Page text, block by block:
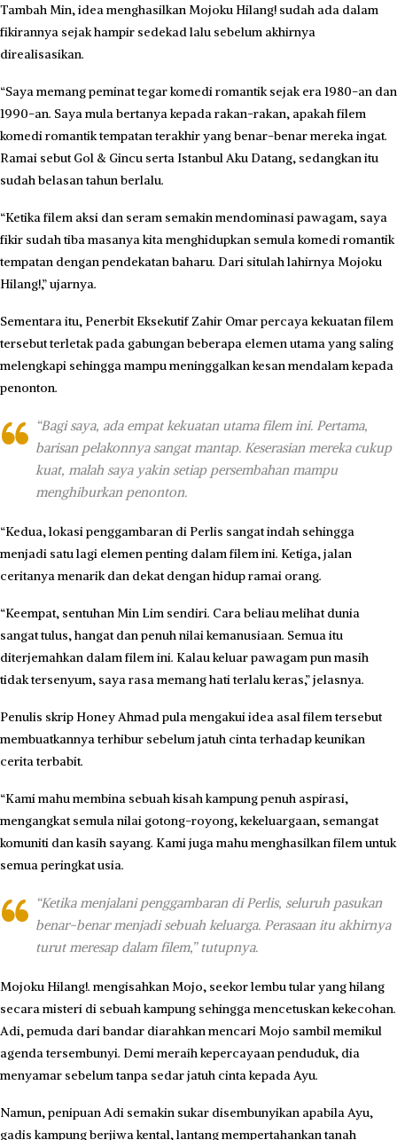
Tambah Min, idea menghasilkan Mojoku Hilang! sudah ada dalam
fikirannya sejak hampir sedekad lalu sebelum akhirnya
direalisasikan.
“Saya memang peminat tegar komedi romantik sejak era 1980-an dan
1990-an. Saya mula bertanya kepada rakan-rakan, apakah filem
komedi romantik tempatan terakhir yang benar-benar mereka ingat.
Ramai sebut Gol & Gincu serta Istanbul Aku Datang, sedangkan itu
sudah belasan tahun berlalu.
“Ketika filem aksi dan seram semakin mendominasi pawagam, saya
fikir sudah tiba masanya kita menghidupkan semula komedi romantik
tempatan dengan pendekatan baharu. Dari situlah lahirnya Mojoku
Hilang!,” ujarnya.
Sementara itu, Penerbit Eksekutif Zahir Omar percaya kekuatan filem
tersebut terletak pada gabungan beberapa elemen utama yang saling
melengkapi sehingga mampu meninggalkan kesan mendalam kepada
penonton.
“Bagi saya, ada empat kekuatan utama filem ini. Pertama,
barisan pelakonnya sangat mantap. Keserasian mereka cukup
kuat, malah saya yakin setiap persembahan mampu
menghiburkan penonton.
“Kedua, lokasi penggambaran di Perlis sangat indah sehingga
menjadi satu lagi elemen penting dalam filem ini. Ketiga, jalan
ceritanya menarik dan dekat dengan hidup ramai orang.
“Keempat, sentuhan Min Lim sendiri. Cara beliau melihat dunia
sangat tulus, hangat dan penuh nilai kemanusiaan. Semua itu
diterjemahkan dalam filem ini. Kalau keluar pawagam pun masih
tidak tersenyum, saya rasa memang hati terlalu keras,” jelasnya.
Penulis skrip Honey Ahmad pula mengakui idea asal filem tersebut
membuatkannya terhibur sebelum jatuh cinta terhadap keunikan
cerita terbabit.
“Kami mahu membina sebuah kisah kampung penuh aspirasi,
mengangkat semula nilai gotong-royong, kekeluargaan, semangat
komuniti dan kasih sayang. Kami juga mahu menghasilkan filem untuk
semua peringkat usia.
“Ketika menjalani penggambaran di Perlis, seluruh pasukan
benar-benar menjadi sebuah keluarga. Perasaan itu akhirnya
turut meresap dalam filem,” tutupnya.
Mojoku Hilang!. mengisahkan Mojo, seekor lembu tular yang hilang
secara misteri di sebuah kampung sehingga mencetuskan kekecohan.
Adi, pemuda dari bandar diarahkan mencari Mojo sambil memikul
agenda tersembunyi. Demi meraih kepercayaan penduduk, dia
menyamar sebelum tanpa sedar jatuh cinta kepada Ayu.
Namun, penipuan Adi semakin sukar disembunyikan apabila Ayu,
gadis kampung berjiwa kental, lantang mempertahankan tanah